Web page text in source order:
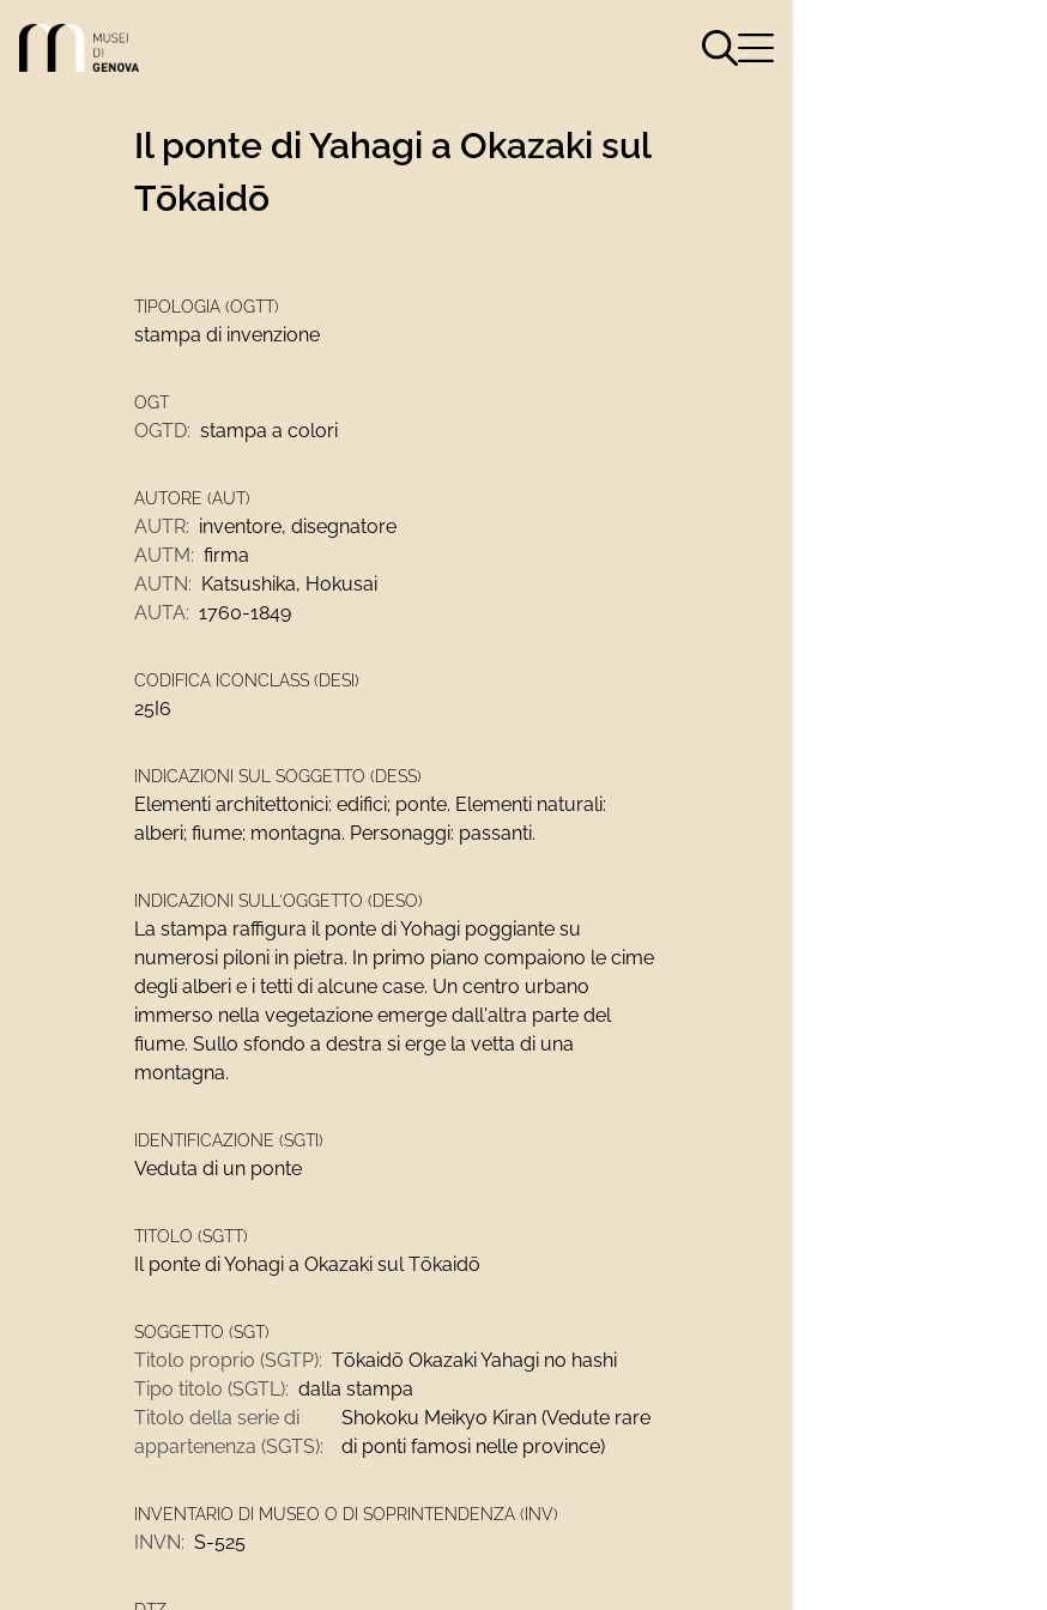
Link alla homepage Apri il menù di ricerca
Apri il menù di navigazione
Il ponte di Yahagi a Okazaki sul
Tōkaidō
TIPOLOGIA (OGTT)
stampa di invenzione
OGT
OGTD: stampa a colori
AUTORE (AUT)
AUTR: inventore, disegnatore
AUTM: firma
AUTN: Katsushika, Hokusai
AUTA: 1760-1849
CODIFICA ICONCLASS (DESI)
25I6
INDICAZIONI SUL SOGGETTO (DESS)
Elementi architettonici: edifici; ponte. Elementi naturali:
alberi; fiume; montagna. Personaggi: passanti.
INDICAZIONI SULL'OGGETTO (DESO)
La stampa raffigura il ponte di Yohagi poggiante su
numerosi piloni in pietra. In primo piano compaiono le cime
degli alberi e i tetti di alcune case. Un centro urbano
immerso nella vegetazione emerge dall'altra parte del
fiume. Sullo sfondo a destra si erge la vetta di una
montagna.
IDENTIFICAZIONE (SGTI)
Veduta di un ponte
TITOLO (SGTT)
Il ponte di Yohagi a Okazaki sul Tōkaidō
SOGGETTO (SGT)
Titolo proprio (SGTP): Tōkaidō Okazaki Yahagi no hashi
Tipo titolo (SGTL): dalla stampa
Titolo della serie di
appartenenza (SGTS):
Shokoku Meikyo Kiran (Vedute rare
di ponti famosi nelle province)
INVENTARIO DI MUSEO O DI SOPRINTENDENZA (INV)
INVN: S-525